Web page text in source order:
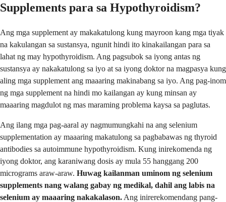
Supplements para sa Hypothyroidism?
Ang mga supplement ay makakatulong kung mayroon kang mga tiyak
na kakulangan sa sustansya, ngunit hindi ito kinakailangan para sa
lahat ng may hypothyroidism. Ang pagsubok sa iyong antas ng
sustansya ay nakakatulong sa iyo at sa iyong doktor na magpasya kung
aling mga supplement ang maaaring makinabang sa iyo. Ang pag-inom
ng mga supplement na hindi mo kailangan ay kung minsan ay
maaaring magdulot ng mas maraming problema kaysa sa paglutas.
Ang ilang mga pag-aaral ay nagmumungkahi na ang selenium
supplementation ay maaaring makatulong sa pagbabawas ng thyroid
antibodies sa autoimmune hypothyroidism. Kung inirekomenda ng
iyong doktor, ang karaniwang dosis ay mula 55 hanggang 200
micrograms araw-araw. Huwag kailanman uminom ng selenium
supplements nang walang gabay ng medikal, dahil ang labis na
selenium ay maaaring nakakalason. Ang inirerekomendang pang-